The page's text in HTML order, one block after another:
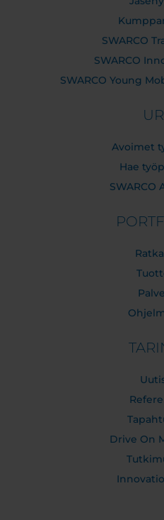
SWARCO
SWARCO
SWARCO Young
Avoimet
Hae
SWARCO
Drive On